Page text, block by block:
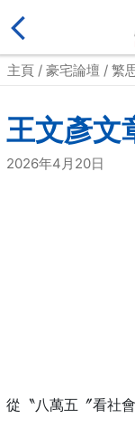
主頁 / 豪宅論壇 / 繁
王文彥文
2026年4月20日
從〝八萬五〞看社